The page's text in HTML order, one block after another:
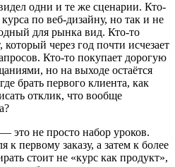
одни и те же сценарии. Кто-
по веб-дизайну, но так и не
для рынка вид. Кто-то
через год почти исчезает
Кто-то покупает дорогую
но на выходе остаётся
брать первого клиента, как
отклик, что вообще
это не просто набор уроков.
к первому заказу, а затем к более
стоит не «курс как продукт»,